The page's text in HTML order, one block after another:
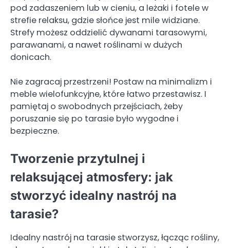
pod zadaszeniem lub w cieniu, a leżaki i fotele w
strefie relaksu, gdzie słońce jest mile widziane.
Strefy możesz oddzielić dywanami tarasowymi,
parawanami, a nawet roślinami w dużych
donicach.
Nie zagracaj przestrzeni! Postaw na minimalizm i
meble wielofunkcyjne, które łatwo przestawisz. I
pamiętaj o swobodnych przejściach, żeby
poruszanie się po tarasie było wygodne i
bezpieczne.
Tworzenie przytulnej i
relaksującej atmosfery: jak
stworzyć idealny nastrój na
tarasie?
Idealny nastrój na tarasie stworzysz, łącząc rośliny,